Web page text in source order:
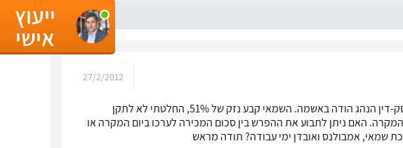
27/2/2012
שלום, לפני כשנתיים פגעה בי משאית שחצתה ברמזור אדום. בפסק-דין הנהג הודה באשמה. השמאי קבע נזק של 51%, החלטתי לא לתקן
בתמורה לסכום השווה כ 35% מערכו ביום המקרה. האם ניתן לתבוע את ההפרש בין סכום המכירה לערכו ביום המקרה או
שמאי, אמבולנס ואובדן ימי עבודה? תודה מראש
ייעוץ
אישי